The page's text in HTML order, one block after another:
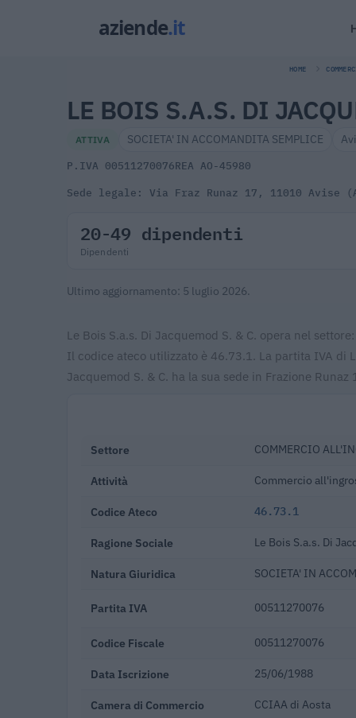
HOME
LE BOIS S.A.S. DI
ATTIVA SOCIETA' IN ACCOMANDITA SEMPLICE
P.IVA 00511270076REA AO-45980
Sede legale: Via Fraz Runaz 17, 11010 Avise
20-49 dipendenti
Dipendenti
Ultimo aggiornamento: 5 luglio 2026.
Le Bois S.a.s. Di Jacquemod S. & C. opera nel
Il codice ateco utilizzato è 46.73.1. La partita IVA di
Jacquemod S. & C. ha la sua sede in Frazione Runaz
Settore COMMERCIO
Attività Commercio
Codice Ateco 46.73.1
Ragione Sociale Le Bois S.a.s. Di
Natura Giuridica SOCIETA' IN
Partita IVA 00511270076
Codice Fiscale 00511270076
Data Iscrizione 25/06/1988
Camera di Commercio CCIAA di Aosta